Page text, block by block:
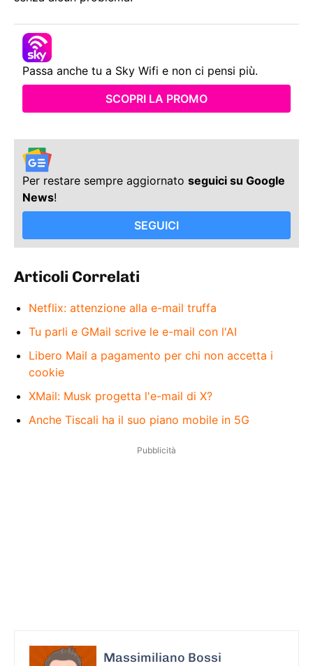
Passa anche tu a Sky Wifi e non ci pensi più.
SCOPRI LA PROMO
Per restare sempre aggiornato seguici su Google
News!
SEGUICI
Articoli Correlati
Netflix: attenzione alla e-mail truffa
Tu parli e GMail scrive le e-mail con l'AI
Libero Mail a pagamento per chi non accetta i
cookie
XMail: Musk progetta l'e-mail di X?
Anche Tiscali ha il suo piano mobile in 5G
Pubblicità
Massimiliano Bossi